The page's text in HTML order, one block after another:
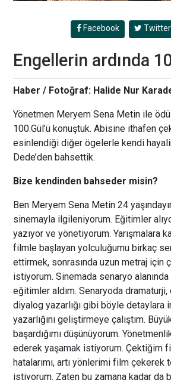
Facebook Twitter
Engellerin ardında
Haber / Fotoğraf: Halide Nur
Yönetmen Meryem Sena Metin ile
100.Gül’ü konuştuk. Abisine ithafen
esinlendiği diğer ögelerle kendi
Dede’den bahsettik.
Bize kendinden bahseder misin?
Ben Meryem Sena Metin 24
sinemayla ilgileniyorum. Eğitimler
yazıyor ve yönetiyorum. Yarışmalara
filmle başlayan yolculuğumu birkaç
ettirmek, sonrasında uzun metraj için
istiyorum. Sinemada senaryo
eğitimler aldım. Senaryoda dramaturji,
diyalog yazarlığı gibi böyle detaylara
yazarlığını geliştirmeye çalıştım.
başardığımı düşünüyorum.
ederek yaşamak istiyorum. Çektiğim
hatalarımı, artı yönlerimi film çekerek
istiyorum. Zaten bu zamana kadar da